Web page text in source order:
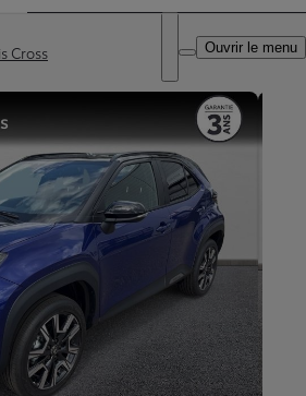
DEALER NAME
Ouvrir le menu
Cross